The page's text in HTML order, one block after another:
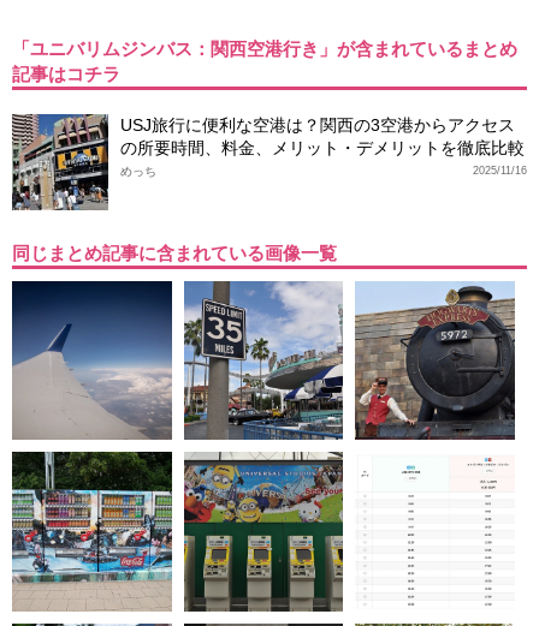
「ユニバリムジンバス：関西空港行き」が含まれているまとめ
記事はコチラ
USJ旅行に便利な空港は？関西の3空港からアクセス
の所要時間、料金、メリット・デメリットを徹底比較
2025/11/16
めっち
同じまとめ記事に含まれている画像一覧